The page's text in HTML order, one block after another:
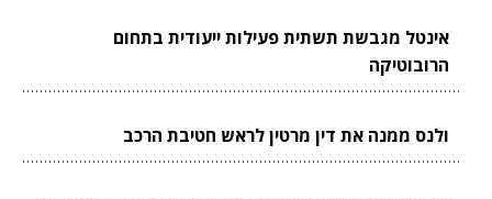
אינטל מגבשת תשתית פעילות ייעודית בתחום
הרובוטיקה
ולנס ממנה את דין מרטין לראש חטיבת הרכב